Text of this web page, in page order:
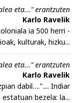
eta..." erantzuten
Karlo Ravelik
ia 500 herri -
kulturak, hizku...
eta..." erantzuten
Karlo Ravelik
dabil….".... Indiar
estatuan bezela: la...